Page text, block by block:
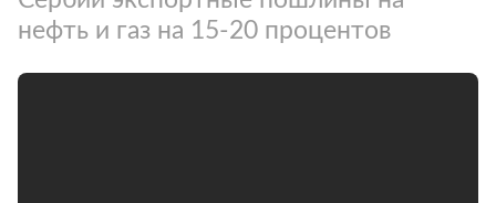
нефть и газ на 15-20 процентов